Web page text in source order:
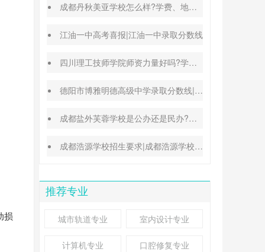
损
成都丹秋美亚学校怎么样?学费、地址、办学特色汇总
江油一中高考喜报|江油一中录取分数线
四川理工技师学院师资力量好吗?学校地址在哪里
德阳市博雅明德高级中学录取分数线|德阳中考普高参考
成都盐外芙蓉学校是公办还是民办?高考升学率高吗?
成都浩源学校招生要求|成都浩源学校升学率高吗?
推荐专业
城市轨道专业 室内设计专业
计算机专业 口腔修复专业